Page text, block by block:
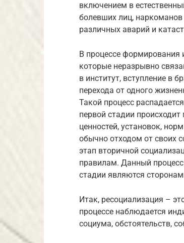
включением в
болевших лиц,
различных аварий и
В процессе формирования
которые неразрывно
в институт, вступление в
перехода от одного
Такой процесс
первой стадии
ценностей, установок,
обычно отходом от своих
этап вторичной
правилам. Данный
стадии являются
Итак, ресоциализация –
процессе наблюдается
социума, обстоятельств,